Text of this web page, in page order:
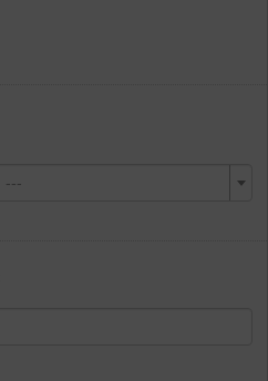
---